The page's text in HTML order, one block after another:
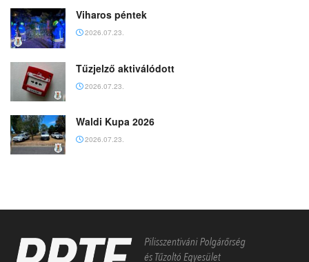
Viharos péntek
2026.07.23.
Tűzjelző aktiválódott
2026.07.23.
Waldi Kupa 2026
2026.07.23.